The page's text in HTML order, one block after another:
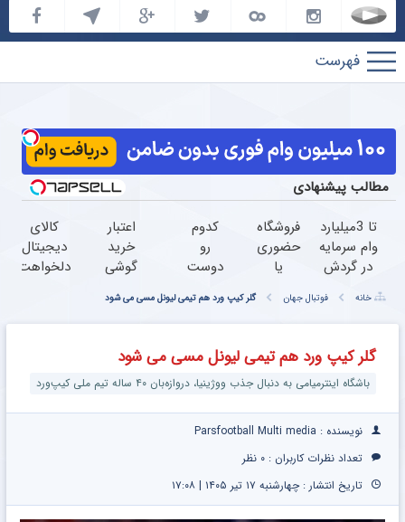
پارس
فوتبال
مطالب پیشنهادی
تا 3میلیارد
وام سرمایه
در گردش
=>
فروشگاهت
رو ثبت
کن
فروشگاه
حضوری
یا
داری؟
راحت
محصول
و
خدماتت
بفروش
کدوم
رو
دوست
تا 100
میلیون
اعتبار
بگیر و
قسطی
اعتبار
خرید
گوشی
همین
حالا
درخواست
اعتبار بده
کالای
دیجیتال
دلخواهت
درخواست
خانه فوتبال جهان گلر کیپ ورد هم تیمی لیونل مسی می شود
گلر کیپ ورد هم تیمی لیونل مسی می شود
باشگاه اینترمیامی به دنبال جذب ووژینیا، دروازه‌بان ۴۰ ساله تیم ملی کیپ‌ورد
نویسنده : Parsfootball Multi media
تعداد نظرات کاربران : ۰ نظر
تاریخ انتشار : چهارشنبه ۱۷ تیر ۱۴۰۵ | ۱۷:۰۸